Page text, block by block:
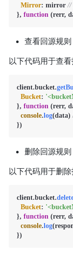
Mirror: mirror //
}, function (rerr,
查看回源规则
以下代码用于查看
client.bucket.
Bucket:
}, function (rerr,
console.log(data)
删除回源规则
以下代码用于删除
client.bucket.
Bucket:
}, function (rerr,
console.log